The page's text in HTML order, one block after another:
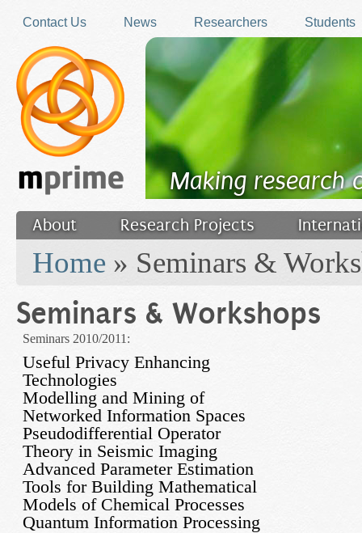
Contact Us
News Researchers Students
Making research
About Research Projects
Filler
Home » Seminars &
Seminars & Workshops
Seminars 2010/2011:
Useful Privacy Enhancing
Technologies
Modelling and Mining of
Networked Information Spaces
Pseudodifferential Operator
Theory in Seismic Imaging
Advanced Parameter Estimation
Tools for Building Mathematical
Models of Chemical Processes
Quantum Information Processing